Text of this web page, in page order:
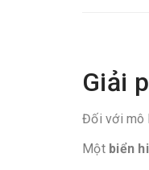
Giải
Đối với mô
Một biển